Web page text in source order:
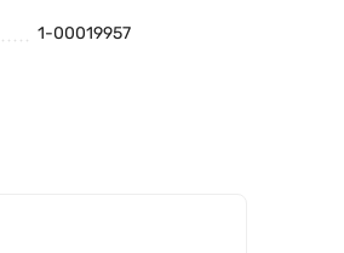
1-00019957